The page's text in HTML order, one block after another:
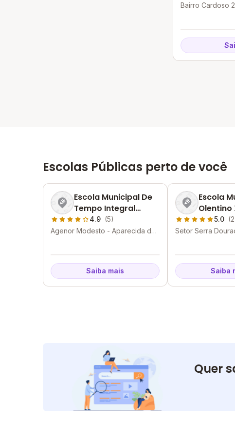
Bairro Cardoso
Escolas Públicas perto de você
Escola Municipal De
Tempo Integral
Professora Vinovita
Guimaraes Da Silva
4.9 (5)
Agenor Modesto - Aparecida de
Saiba mais
Escola
Olentino
Costa
5.0
Setor Serra
Saiba
Quer